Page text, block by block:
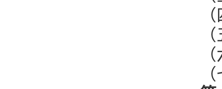
（四
（五
（六
（七